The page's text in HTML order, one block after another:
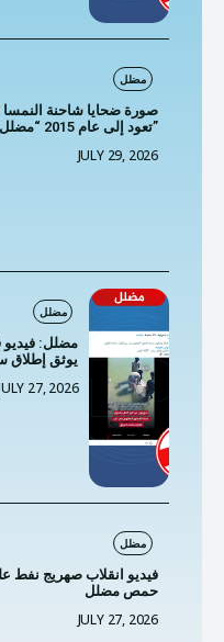
مضلل
صورة ضحايا شاحنة النمسا
تعود إلى عام 2015 “مضلل”
JULY 29, 2026
مضلل
مضلل: فيديو
يوثق إطلاق
27, 2026
مضلل
فيديو انقلاب صهريج نفط
حمص مضلل
JULY 27, 2026